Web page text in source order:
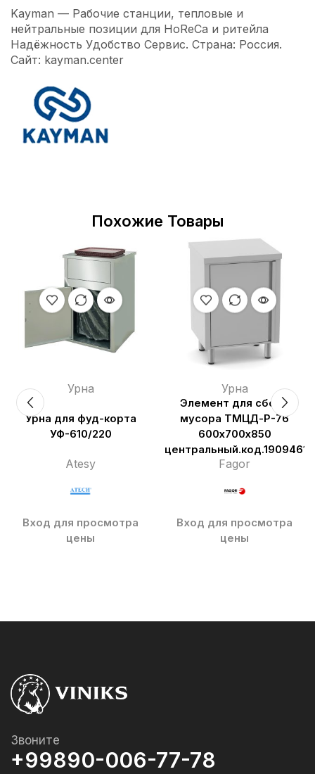
Kayman — Рабочие станции, тепловые и
нейтральные позиции для HoReCa и ритейла
Надёжность Удобство Сервис. Страна: Россия.
Сайт: kayman.center
Похожие Товары
Урна
Урна для фуд-корта
УФ-610/220
Atesy
Вход для просмотра
цены
Урна
Элемент для сбора
мусора ТМЦД-Р-76
600х700х850
центральный.код.19094619
Fagor
Вход для просмотра
цены
Звоните
+99890-006-77-78